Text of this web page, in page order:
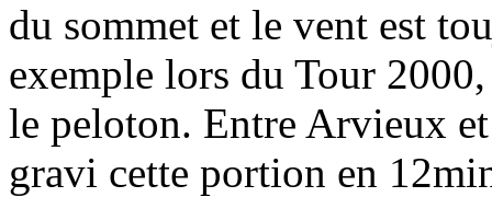
du sommet et le vent est
exemple lors du Tour
le peloton. Entre Arvieux
gravi cette portion en